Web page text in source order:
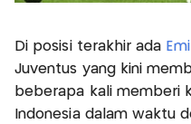
Di posisi terakhir ada
Juventus yang kini
beberapa kali memberi
Indonesia dalam waktu